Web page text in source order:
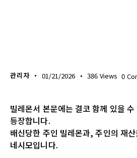
관리자 01/21/2026 386 Views 0
빌레몬서 본문에는 결코 함께 있을
등장합니다.
배신당한 주인 빌레몬과, 주인의 재
네시모입니다.